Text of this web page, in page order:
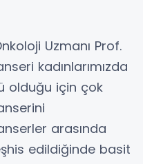
Uzmanı Prof.
kadınlarımızda
olduğu için çok
arasında
edildiğinde basit